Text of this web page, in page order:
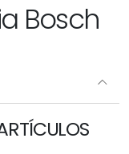
Bosch